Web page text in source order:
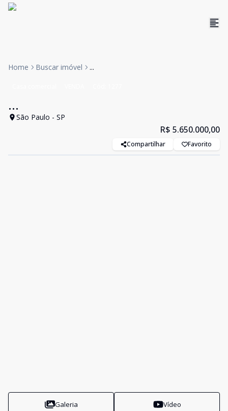
Home Buscar imóvel ...
...
São Paulo - SP
R$ 5.650.000,00
Compartilhar Favorito
Galeria Vídeo